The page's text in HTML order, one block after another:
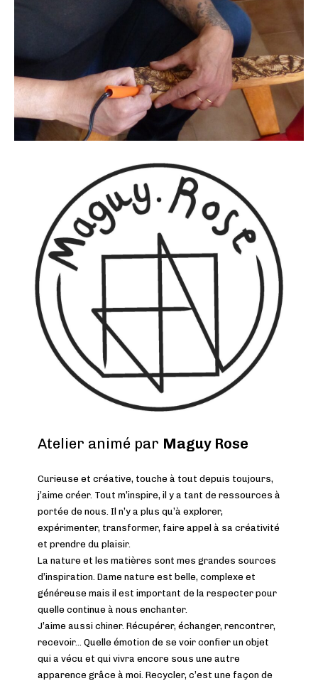
Atelier animé par Maguy Rose
Curieuse et créative, touche à tout depuis toujours,
j’aime créer. Tout m’inspire, il y a tant de ressources à
portée de nous. Il n’y a plus qu’à explorer,
expérimenter, transformer, faire appel à sa créativité
et prendre du plaisir.
La nature et les matières sont mes grandes sources
d’inspiration. Dame nature est belle, complexe et
généreuse mais il est important de la respecter pour
quelle continue à nous enchanter.
J’aime aussi chiner. Récupérer, échanger, rencontrer,
recevoir… Quelle émotion de se voir confier un objet
qui a vécu et qui vivra encore sous une autre
apparence grâce à moi. Recycler, c’est une façon de